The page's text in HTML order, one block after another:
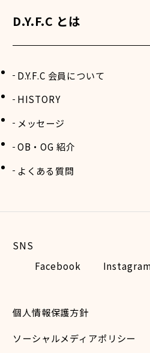
D.Y.F.C とは
D.Y.F.C 会員について
HISTORY
メッセージ
OB・OG 紹介
よくある質問
Facebook
個人情報保護方針
ソーシャルメディアポリシー